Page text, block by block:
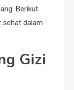
Berikut
sehat dalam
Gizi